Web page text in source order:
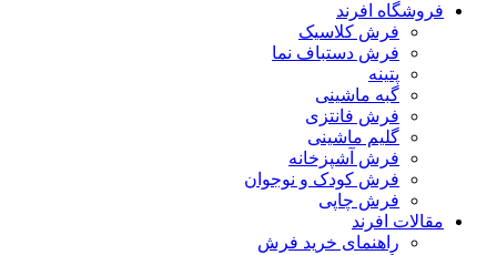
فروشگاه افرند
فرش کلاسیک
فرش دستباف نما
پتینه
گبه ماشینی
فرش فانتزی
گلیم ماشینی
فرش آشپزخانه
فرش کودک و نوجوان
فرش چاپی
مقالات افرند
راهنمای خرید فرش